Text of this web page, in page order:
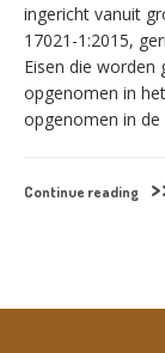
ingericht vanuit
17021-1:2015,
Eisen die worden
opgenomen in
opgenomen in de
Continue reading